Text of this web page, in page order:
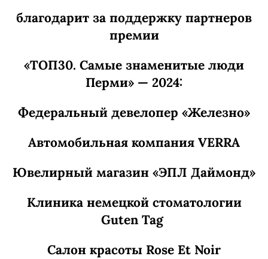
благодарит за поддержку партнеров
премии
«ТОП30. Самые знаменитые люди
Перми» — 2024:
Федеральный девелопер «Железно»
Автомобильная компания VERRA
Ювелирный магазин «ЭПЛ Даймонд»
Клиника немецкой стоматологии
Guten Tag
Салон красоты Rose Et Noir